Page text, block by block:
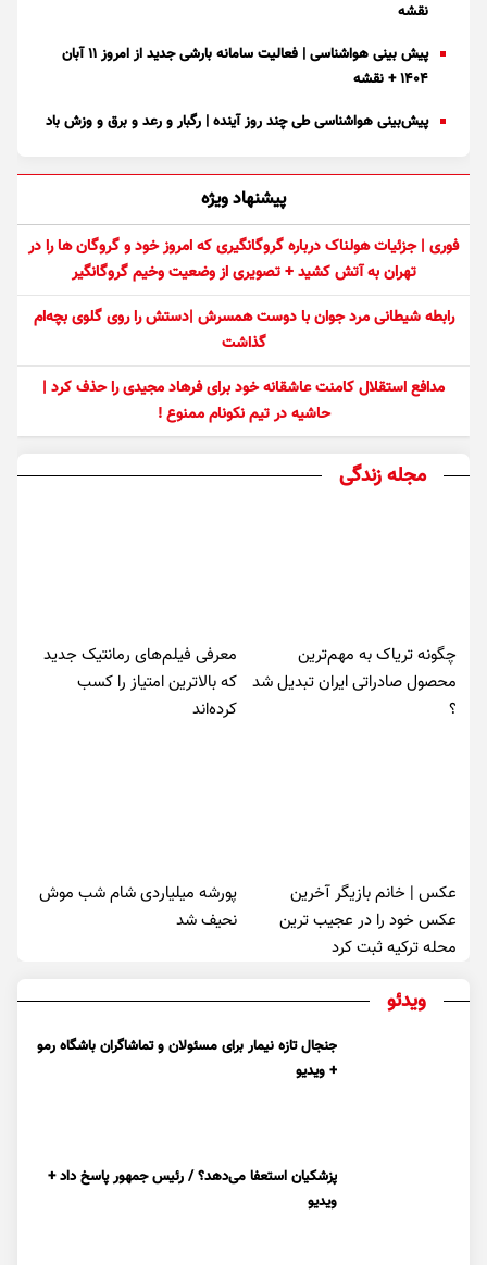
نقشه
پیش بینی هواشناسی | فعالیت سامانه بارشی جدید از امروز ۱۱ آبان
۱۴۰۴ + نقشه
پیش‌بینی هواشناسی طی چند روز آینده | رگبار و رعد و برق و وزش باد
پیشنهاد ویژه
فوری | جزئیات هولناک درباره گروگانگیری که امروز خود و گروگان ها را در
تهران به آتش کشید + تصویری از وضعیت وخیم گروگانگیر
رابطه شیطانی مرد جوان با دوست همسرش |دستش را روی گلوی بچه‌ام
گذاشت
مدافع استقلال کامنت عاشقانه خود برای فرهاد مجیدی را حذف کرد |
حاشیه در تیم نکونام ممنوع !
مجله زندگی
چگونه تریاک به مهم‌ترین
محصول صادراتی ایران تبدیل شد
؟
معرفی فیلم‌های رمانتیک جدید
که بالاترین امتیاز را کسب
کرده‌اند
عکس | خانم بازیگر آخرین
عکس خود را در عجیب ترین
محله ترکیه ثبت کرد
پورشه میلیاردی شام شب موش‌
نحیف شد
ویدئو
جنجال تازه نیمار برای مسئولان و تماشاگران باشگاه رمو
+ ویدیو
پزشکیان استعفا می‌دهد؟ / رئیس جمهور پاسخ داد +
ویدیو